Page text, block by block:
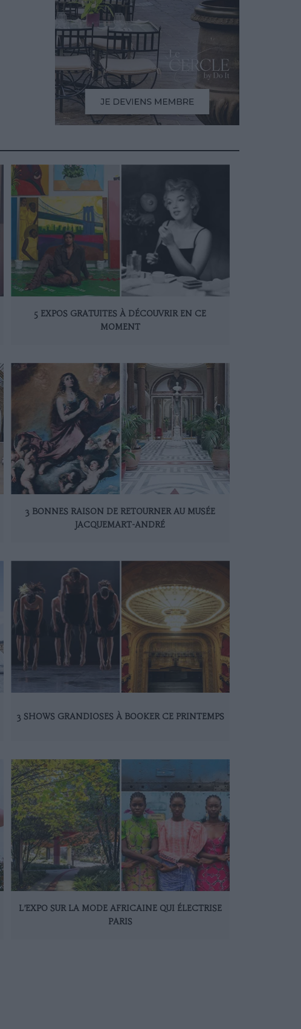
5 EXPOS GRATUITES À DÉCOUVRIR EN CE
MOMENT
3 BONNES RAISON DE RETOURNER AU MUSÉE
JACQUEMART-ANDRÉ
3 SHOWS GRANDIOSES À BOOKER CE PRINTEMPS
L’EXPO SUR LA MODE AFRICAINE QUI ÉLECTRISE
PARIS